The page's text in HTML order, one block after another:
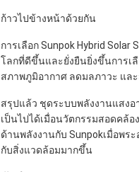
ก้าวไปข้างหน้าด้วยกัน
การเลือก Sunpok Hybrid
โลกที่ดีขึ้นและยั่งยืนยิ่งขึ้นการเ
สภาพภูมิอากาศ ลดมลภาวะ แล
สรุปแล้ว ชุดระบบพลังงานแสงอ
เป็นไปได้เมื่อนวัตกรรมสอดคล้
ด้านพลังงานกับ Sunpokเมื่อพ
กับสิ่งแวดล้อมมากขึ้น